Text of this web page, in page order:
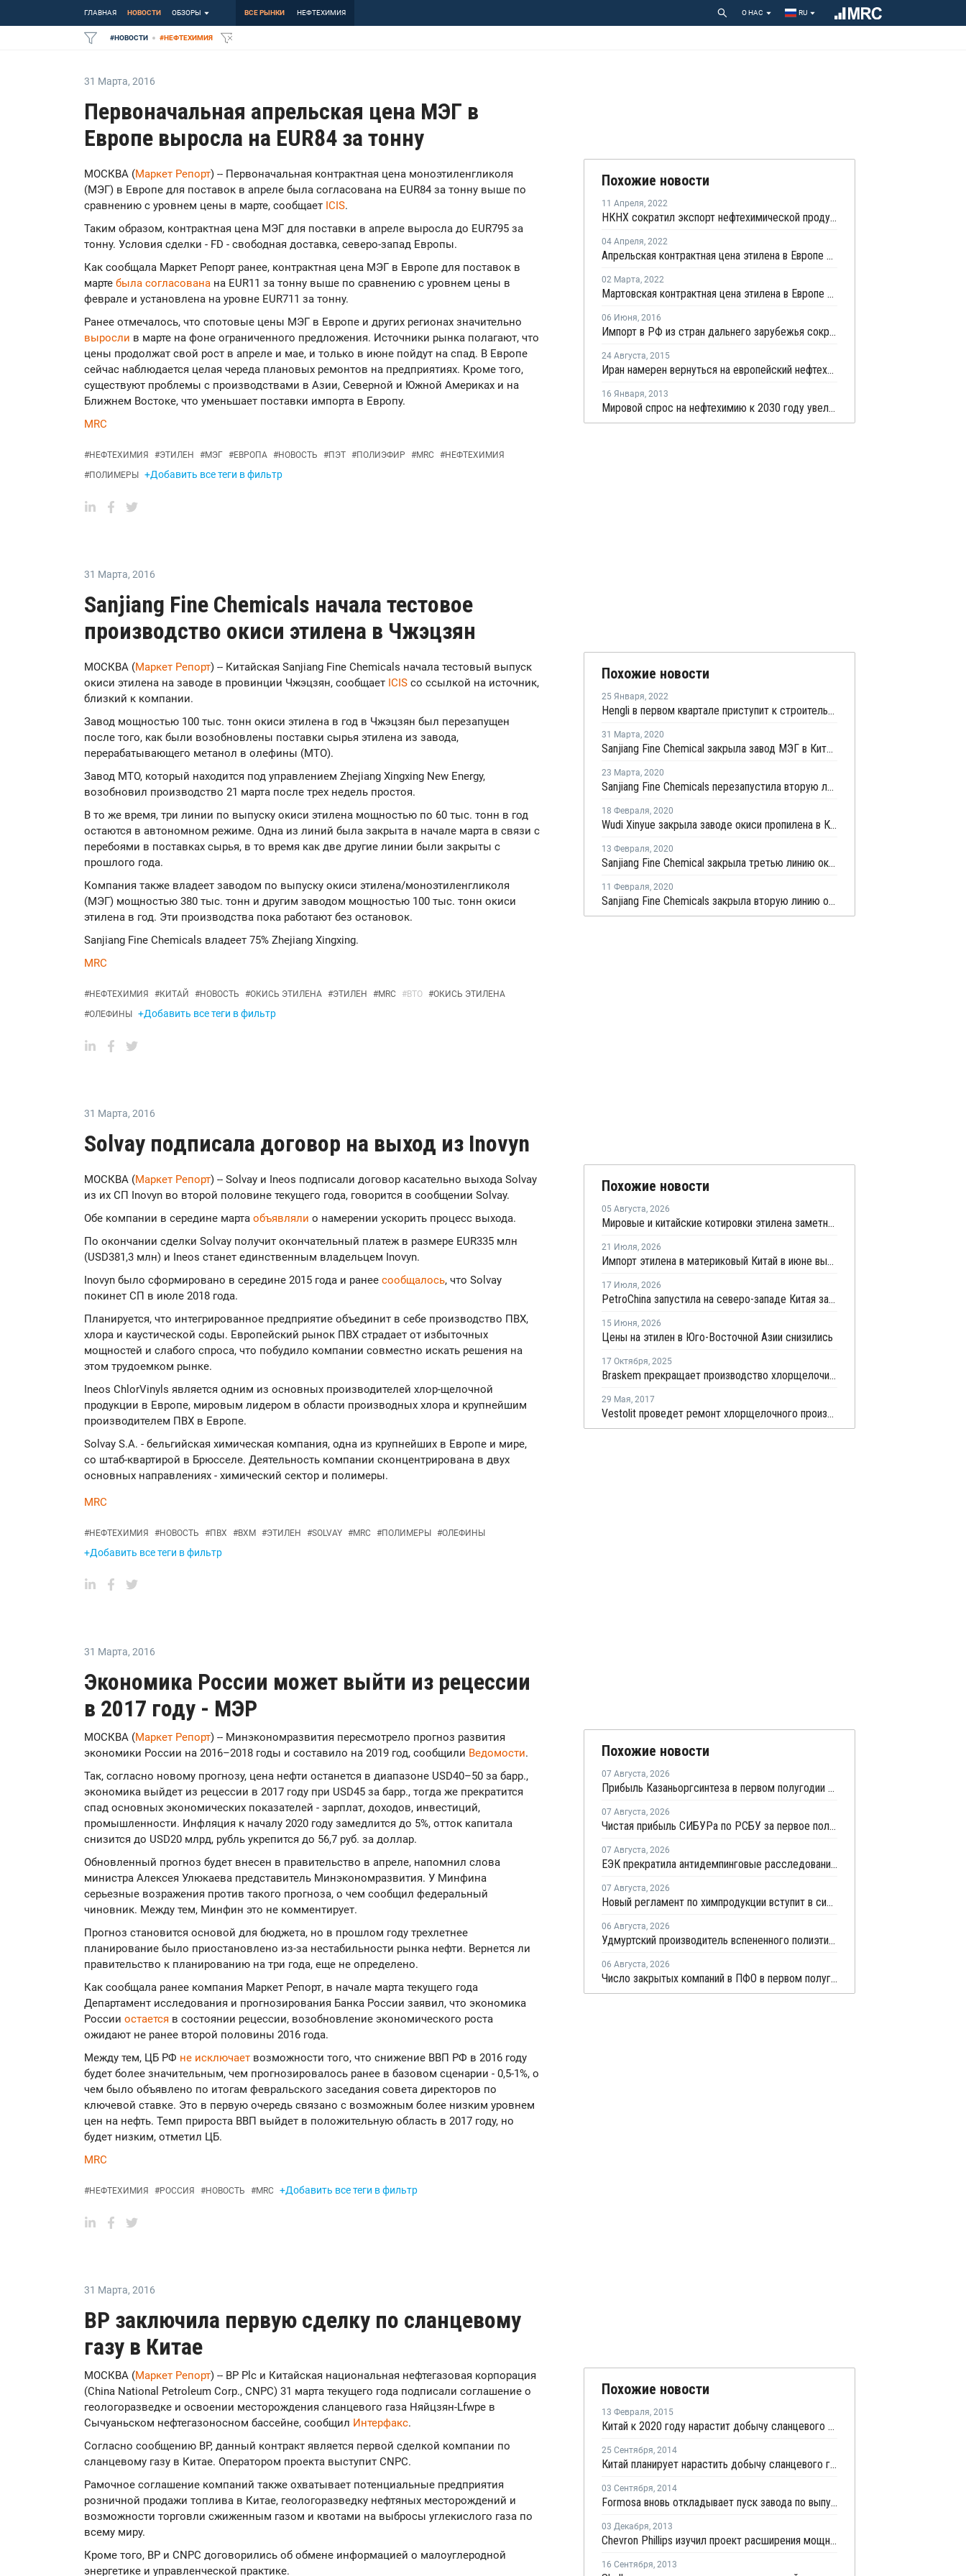
ГЛАВНАЯ НОВОСТИ ОБЗОРЫ ВСЕ РЫНКИ НЕФТЕХИМИЯ О НАС RU
#НОВОСТИ #НЕФТЕХИМИЯ
31 Марта, 2016
Первоначальная апрельская цена МЭГ в
Европе выросла на EUR84 за тонну
МОСКВА (Маркет Репорт) -- Первоначальная контрактная цена моноэтиленгликоля
(МЭГ) в Европе для поставок в апреле была согласована на EUR84 за тонну выше по
сравнению с уровнем цены в марте, сообщает ICIS.
Таким образом, контрактная цена МЭГ для поставки в апреле выросла до EUR795 за
тонну. Условия сделки - FD - свободная доставка, северо-запад Европы.
Как сообщала Маркет Репорт ранее, контрактная цена МЭГ в Европе для поставок в
марте была согласована на EUR11 за тонну выше по сравнению с уровнем цены в
феврале и установлена на уровне EUR711 за тонну.
Ранее отмечалось, что спотовые цены МЭГ в Европе и других регионах значительно
выросли в марте на фоне ограниченного предложения. Источники рынка полагают, что
цены продолжат свой рост в апреле и мае, и только в июне пойдут на спад. В Европе
сейчас наблюдается целая череда плановых ремонтов на предприятиях. Кроме того,
существуют проблемы с производствами в Азии, Северной и Южной Америках и на
Ближнем Востоке, что уменьшает поставки импорта в Европу.
MRC
#НЕФТЕХИМИЯ #ЭТИЛЕН #МЭГ #ЕВРОПА #НОВОСТЬ #ПЭТ #ПОЛИЭФИР #MRC #НЕФТЕХИМИЯ
#ПОЛИМЕРЫ +Добавить все теги в фильтр
Похожие новости
11 Апреля, 2022
НКНХ сократил экспорт нефтехимической продукции в Европу из-за санкций
04 Апреля, 2022
Апрельская контрактная цена этилена в Европе выросла на EUR230 за тонну
02 Марта, 2022
Мартовская контрактная цена этилена в Европе выросла на EUR95 за тонну
06 Июня, 2016
Импорт в РФ из стран дальнего зарубежья сократился на 9,5%
24 Августа, 2015
Иран намерен вернуться на европейский нефтехимический рынок
16 Января, 2013
Мировой спрос на нефтехимию к 2030 году увеличится вдвое
31 Марта, 2016
Sanjiang Fine Chemicals начала тестовое
производство окиси этилена в Чжэцзян
МОСКВА (Маркет Репорт) -- Китайская Sanjiang Fine Chemicals начала тестовый выпуск
окиси этилена на заводе в провинции Чжэцзян, сообщает ICIS со ссылкой на источник,
близкий к компании.
Завод мощностью 100 тыс. тонн окиси этилена в год в Чжэцзян был перезапущен
после того, как были возобновлены поставки сырья этилена из завода,
перерабатывающего метанол в олефины (МТО).
Завод МТО, который находится под управлением Zhejiang Xingxing New Energy,
возобновил производство 21 марта после трех недель простоя.
В то же время, три линии по выпуску окиси этилена мощностью по 60 тыс. тонн в год
остаются в автономном режиме. Одна из линий была закрыта в начале марта в связи с
перебоями в поставках сырья, в то время как две другие линии были закрыты с
прошлого года.
Компания также владеет заводом по выпуску окиси этилена/моноэтиленгликоля
(МЭГ) мощностью 380 тыс. тонн и другим заводом мощностью 100 тыс. тонн окиси
этилена в год. Эти производства пока работают без остановок.
Sanjiang Fine Chemicals владеет 75% Zhejiang Xingxing.
MRC
#НЕФТЕХИМИЯ #КИТАЙ #НОВОСТЬ #ОКИСЬ ЭТИЛЕНА #ЭТИЛЕН #MRC #ВТО #ОКИСЬ ЭТИЛЕНА
#ОЛЕФИНЫ +Добавить все теги в фильтр
Похожие новости
25 Января, 2022
Hengli в первом квартале приступит к строительству производства в Китае
31 Марта, 2020
Sanjiang Fine Chemical закрыла завод МЭГ в Китае из-за ремонта трубопровода
23 Марта, 2020
Sanjiang Fine Chemicals перезапустила вторую линию окиси этилена в Китае
18 Февраля, 2020
Wudi Xinyue закрыла заводе окиси пропилена в Китае из-за отключения электроэнергии
13 Февраля, 2020
Sanjiang Fine Chemical закрыла третью линию окиси этилена из-за транспортных проблем
11 Февраля, 2020
Sanjiang Fine Chemicals закрыла вторую линию окиси этилена из-за транспортных проблем
31 Марта, 2016
Solvay подписала договор на выход из Inovyn
МОСКВА (Маркет Репорт) -- Solvay и Ineos подписали договор касательно выхода Solvay
из их СП Inovyn во второй половине текущего года, говорится в сообщении Solvay.
Обе компании в середине марта объявляли о намерении ускорить процесс выхода.
По окончании сделки Solvay получит окончательный платеж в размере EUR335 млн
(USD381,3 млн) и Ineos станет единственным владельцем Inovyn.
Inovyn было сформировано в середине 2015 года и ранее сообщалось, что Solvay
покинет СП в июле 2018 года.
Планируется, что интегрированное предприятие объединит в себе производство ПВХ,
хлора и каустической соды. Европейский рынок ПВХ страдает от избыточных
мощностей и слабого спроса, что побудило компании совместно искать решения на
этом трудоемком рынке.
Ineos ChlorVinyls является одним из основных производителей хлор-щелочной
продукции в Европе, мировым лидером в области производных хлора и крупнейшим
производителем ПВХ в Европе.
Solvay S.A. - бельгийская химическая компания, одна из крупнейших в Европе и мире,
со штаб-квартирой в Брюсселе. Деятельность компании сконцентрирована в двух
основных направлениях - химический сектор и полимеры.
MRC
#НЕФТЕХИМИЯ #НОВОСТЬ #ПВХ #ВХМ #ЭТИЛЕН #SOLVAY #MRC #ПОЛИМЕРЫ #ОЛЕФИНЫ
+Добавить все теги в фильтр
Похожие новости
05 Августа, 2026
Мировые и китайские котировки этилена заметно выросли во второй половине июля
21 Июля, 2026
Импорт этилена в материковый Китай в июне вырос на 59% по сравнению с предыдущим месяцем
17 Июля, 2026
PetroChina запустила на северо-западе Китая завод этилена мощностью 1,2 млн тонн
15 Июня, 2026
Цены на этилен в Юго-Восточной Азии снизились
17 Октября, 2025
Braskem прекращает производство хлорщелочи в Бразилии
29 Мая, 2017
Vestolit проведет ремонт хлорщелочного производства в Германии в июне
31 Марта, 2016
Экономика России может выйти из рецессии
в 2017 году - МЭР
МОСКВА (Маркет Репорт) -- Минэкономразвития пересмотрело прогноз развития
экономики России на 2016–2018 годы и составило на 2019 год, сообщили Ведомости.
Так, согласно новому прогнозу, цена нефти останется в диапазоне USD40–50 за барр.,
экономика выйдет из рецессии в 2017 году при USD45 за барр., тогда же прекратится
спад основных экономических показателей - зарплат, доходов, инвестиций,
промышленности. Инфляция к началу 2020 году замедлится до 5%, отток капитала
снизится до USD20 млрд, рубль укрепится до 56,7 руб. за доллар.
Обновленный прогноз будет внесен в правительство в апреле, напомнил слова
министра Алексея Улюкаева представитель Минэкономразвития. У Минфина
серьезные возражения против такого прогноза, о чем сообщил федеральный
чиновник. Между тем, Минфин это не комментирует.
Прогноз становится основой для бюджета, но в прошлом году трехлетнее
планирование было приостановлено из-за нестабильности рынка нефти. Вернется ли
правительство к планированию на три года, еще не определено.
Как сообщала ранее компания Маркет Репорт, в начале марта текущего года
Департамент исследования и прогнозирования Банка России заявил, что экономика
России остается в состоянии рецессии, возобновление экономического роста
ожидают не ранее второй половины 2016 года.
Между тем, ЦБ РФ не исключает возможности того, что снижение ВВП РФ в 2016 году
будет более значительным, чем прогнозировалось ранее в базовом сценарии - 0,5-1%, о
чем было объявлено по итогам февральского заседания совета директоров по
ключевой ставке. Это в первую очередь связано с возможным более низким уровнем
цен на нефть. Темп прироста ВВП выйдет в положительную область в 2017 году, но
будет низким, отметил ЦБ.
MRC
#НЕФТЕХИМИЯ #РОССИЯ #НОВОСТЬ #MRC +Добавить все теги в фильтр
Похожие новости
07 Августа, 2026
Прибыль Казаньоргсинтеза в первом полугодии сократилась более чем в 2 раза
07 Августа, 2026
Чистая прибыль СИБУРа по РСБУ за первое полугодие сократилась в 3,6 раза
07 Августа, 2026
ЕЭК прекратила антидемпинговые расследования против ПЭ и ПП из Азербайджана и Туркменистана
07 Августа, 2026
Новый регламент по химпродукции вступит в силу в сентябре 2027 года
06 Августа, 2026
Удмуртский производитель вспененного полиэтилена нарастит выпуск на 15%
06 Августа, 2026
Число закрытых компаний в ПФО в первом полугодии 2026 года вдвое превысило число новых
31 Марта, 2016
BP заключила первую сделку по сланцевому
газу в Китае
МОСКВА (Маркет Репорт) -- BP Plc и Китайская национальная нефтегазовая корпорация
(China National Petroleum Corp., CNPC) 31 марта текущего года подписали соглашение о
геологоразведке и освоении месторождения сланцевого газа Няйцзян-Lfwpe в
Сычуаньском нефтегазоносном бассейне, сообщил Интерфакс.
Согласно сообщению BP, данный контракт является первой сделкой компании по
сланцевому газу в Китае. Оператором проекта выступит CNPC.
Рамочное соглашение компаний также охватывает потенциальные предприятия
розничной продажи топлива в Китае, геологоразведку нефтяных месторождений и
возможности торговли сжиженным газом и квотами на выбросы углекислого газа по
всему миру.
Кроме того, BP и CNPC договорились об обмене информацией о малоуглеродной
энергетике и управленческой практике.
Похожие новости
13 Февраля, 2015
Китай к 2020 году нарастит добычу сланцевого газа в 23 раза
25 Сентября, 2014
Китай планирует нарастить добычу сланцевого газа к 2020 году в 150 раз
03 Сентября, 2014
Formosa вновь откладывает пуск завода по выпуску ЭВА в Китае до 2015 года
03 Декабря, 2013
Chevron Phillips изучил проект расширения мощностей альфа-олефинов на заводе в США
16 Сентября, 2013